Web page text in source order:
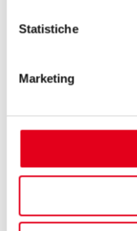
Statistiche
Marketing